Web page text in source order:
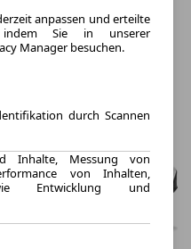
anpassen und erteilte
indem Sie in unserer
Manager besuchen.
durch Scannen
Inhalte, Messung von
von Inhalten,
Entwicklung und